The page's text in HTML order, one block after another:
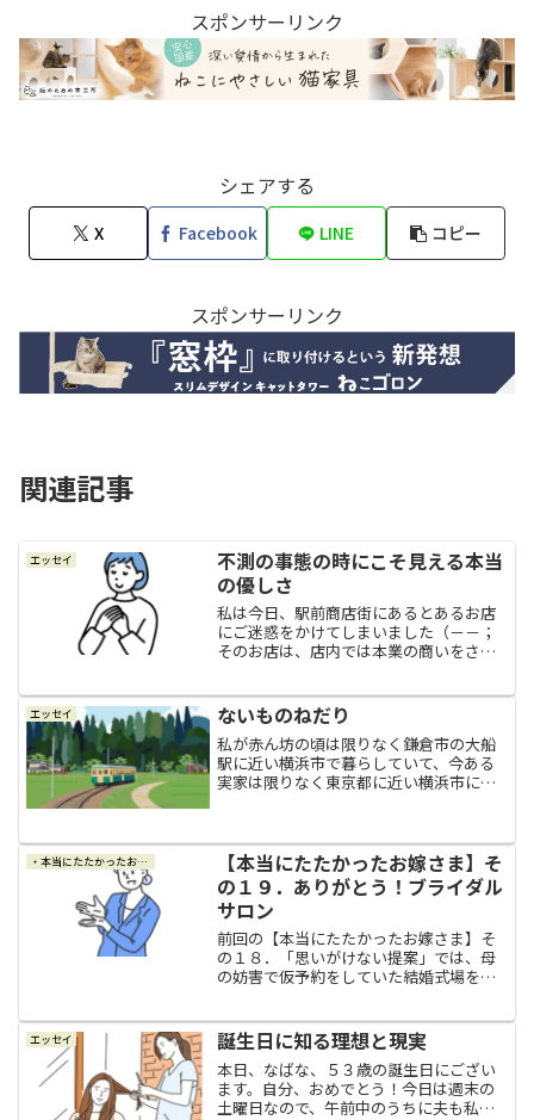
スポンサーリンク
シェアする
X Facebook LINE コピー
スポンサーリンク
関連記事
エッセイ
不測の事態の時にこそ見える本当
の優しさ
私は今日、駅前商店街にあるとあるお店
にご迷惑をかけてしまいました（－－；
そのお店は、店内では本業の商いをされ
県内外問わず店主の方が良いと思った
様々なお店の商品を並べて販...
エッセイ ないものねだり
私が赤ん坊の頃は限りなく鎌倉市の大船
駅に近い横浜市で暮らしていて、今ある
実家は限りなく東京都に近い横浜市にあ
言うことになるみたい。そして、今の実
家がある沿線はいわゆる新...
・本当にたたかったお嫁さま
【本当にたたかったお嫁さま】そ
の１９．ありがとう！ブライダル
サロン
前回の【本当にたたかったお嫁さま】そ
の１８．「思いがけない提案」では、母
の妨害で仮予約をしていた結婚式場をキ
りになっていたのですが、カレから「誰
かを招待する結婚式はやら...
エッセイ 誕生日に知る理想と現実
本日、なばな、５３歳の誕生日にござい
ます。自分、おめでとう！今日は週末の
土曜日なので、午前中のうちに夫も私も